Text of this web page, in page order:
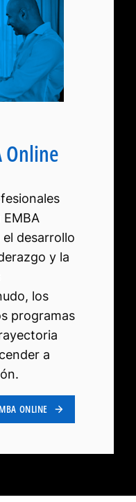
Online
desarrollo
y la
los
programas
a
ONLINE